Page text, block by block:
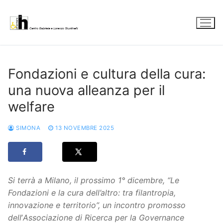
contenuto
Fondazioni e cultura della cura:
una nuova alleanza per il
welfare
SIMONA 13 NOVEMBRE 2025
Si terrà a Milano, il prossimo 1° dicembre, “Le
Fondazioni e la cura dell’altro: tra filantropia,
innovazione e territorio”, un incontro promosso
dell’Associazione di Ricerca per la Governance